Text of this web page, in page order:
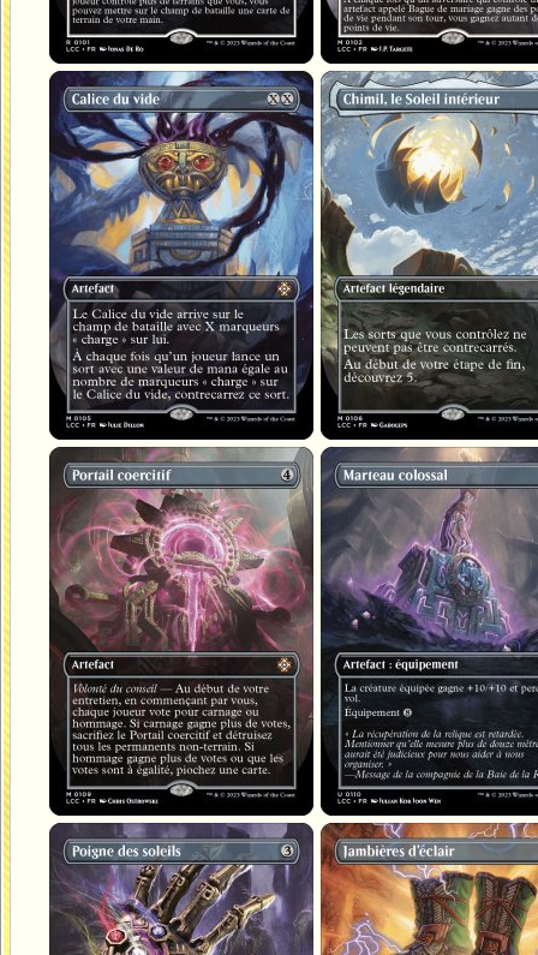
Calice du vide Chimil, le Soleil intérieur
Portail coercitif Marteau colossal
Poigne des soleils Jambières d'éclair